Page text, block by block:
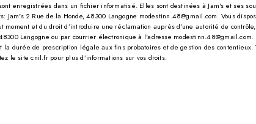
enregistrées dans un fichier informatisé. Elles sont destinées à Jam's et ses
2 Rue de la Honde, 48300 Langogne modestinn.48@gmail.com. Vous
et du droit d’introduire une réclamation auprès d’une autorité de
Langogne ou par courrier électronique à l'adresse
durée de prescription légale aux fins probatoires et de gestion des
le site cnil.fr pour plus d’informations sur vos droits.